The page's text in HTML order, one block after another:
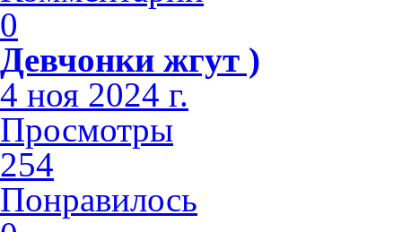
0
Девчонки жгут )
4 ноя 2024 г.
Просмотры
254
Понравилось